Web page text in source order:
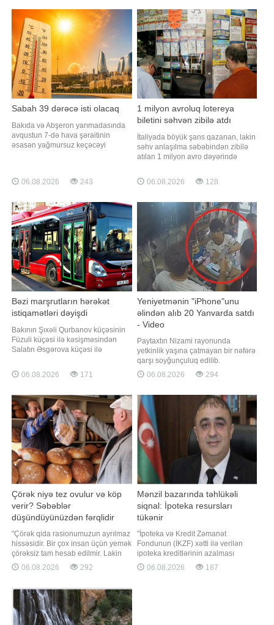
apellyasiya baxışı keçirilib.
Jurnalistin vəkili Yaqub Nəcəfli -a
açıqlamasında bildirib ki, məhkəmə
apellyasiya şikayətini təmi
Qlobal Yaşanabilirlik İndeksində
qeyd olunub. Reytinqə əsasən,
Kopenhagen 173 şəhər arasında
sabitlik
Sabah 39 dərəcə isti olacaq
Bakıda və Abşeron yarımadasında
avqustun 7-də hava şəraitinin
əsasən yağmursuz keçəcəyi
güclənən şimal-qərb küləyi gündüz
Havanın temperaturu gecə 22-25
isti
06.08.2026 243
1 milyon avroluq lotereya
biletini səhvən zibilə atdı
İtaliyada böyük şans qazanan, lakin
səhv anlaşılma səbəbindən zibilə
atılan 1 milyon avro dəyərində
sonra tapılıb. "Qafqazinfo"nun
xəbərinə görə, hadisə ölkənin
Bari şəhəri yaxınlığındakı Bitonto
qəsəbəsində baş verib. Qali
06.08.2026 128
Bəzi marşrutların hərəkət
istiqamətləri dəyişdi
Bakının Şıxəli Qurbanov küçəsinin
Füzuli küçəsi ilə kəsişməsindən
Salatın Əsgərova küçəsi ilə
aidiyyəti qurum tərəfindən aparılan
təmir işləri ilə əlaqədar nəqliyyat
məhdudiyyət tətbiq edilir. BİG.AZ
xəbər verir ki, bu barədə
Azərbaycan Yerüst
06.08.2026 171
Yeniyetmənin "iPhone"unu
əlindən alıb 20 Yanvarda satdı
- Video
Paytaxtın Nizami rayonunda
yetkinlik yaşına çatmayan bir nəfərə
qarşı soyğunçuluq edilib.
"Qafqazinfo" xəbər verir ki,
naməlum şəxs zərərçəkənin əlində
"iPhone 16" mobil telefonu alaraq
hadisə yerindən uzaqlaşıb. Nizami
Rayon Polis İdarəsinin 24-c
06.08.2026 294
Çörək niyə tez ovulur və köp
verir? Səbəblər
düşündüyünüzdən fərqlidir
"Çörək qida rasionumuzun ayrılmaz
hissəsidir. Bir çox insan üçün yemək
çörəksiz tam hesab edilmir. Lakin
son illər istehlakçılar arasında
çörəyin keyfiyyətinin aşağı düşməsi,
bayatlaması və həzm zamanı köp
yaratması ilə bağlı narahatlıqlar
artmaqdadır". Bunu BİG.AZ-
06.08.2026 292
Mənzil bazarında təhlükəli
siqnal: İpoteka resursları
tükənir
"İpoteka və Kredit Zəmanət
Fondunun (İKZF) xətti ilə verilən
ipoteka kreditlərinin azalması
təsadüfi hal deyil. Bu tendensiya
həm maliyyələşmə imkanlarının
06.08.2026 187